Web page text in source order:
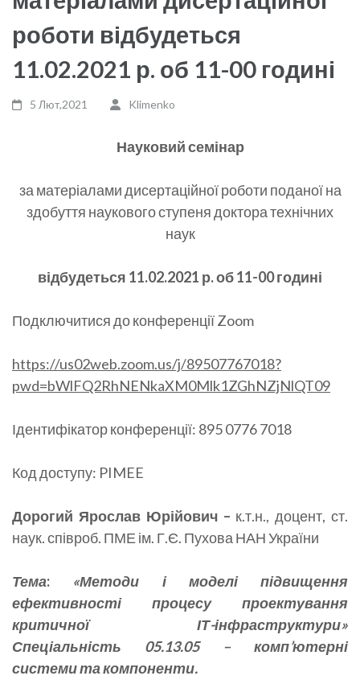
роботи відбудеться
11.02.2021 р. об 11-00 годині
5 Лют,2021 Klimenko
Науковий семінар
за матеріалами дисертаційної роботи поданої на
здобуття наукового ступеня доктора технічних
наук
відбудеться 11.02.2021 р. об 11-00 годині
Подключитися до конференції Zoom
https://us02web.zoom.us/j/89507767018?
pwd=bWlFQ2RhNENkaXM0Mlk1ZGhNZjNlQT09
Ідентифікатор конференції: 895 0776 7018
Код доступу: PIMEE
Дорогий Ярослав Юрійович – к.т.н., доцент, ст.
наук. співроб. ПМЕ ім. Г.Є. Пухова НАН України
Тема: «Методи і моделі підвищення
ефективності процесу проектування
критичної ІТ-інфраструктури»
Спеціальність 05.13.05 – комп’ютерні
системи та компоненти.